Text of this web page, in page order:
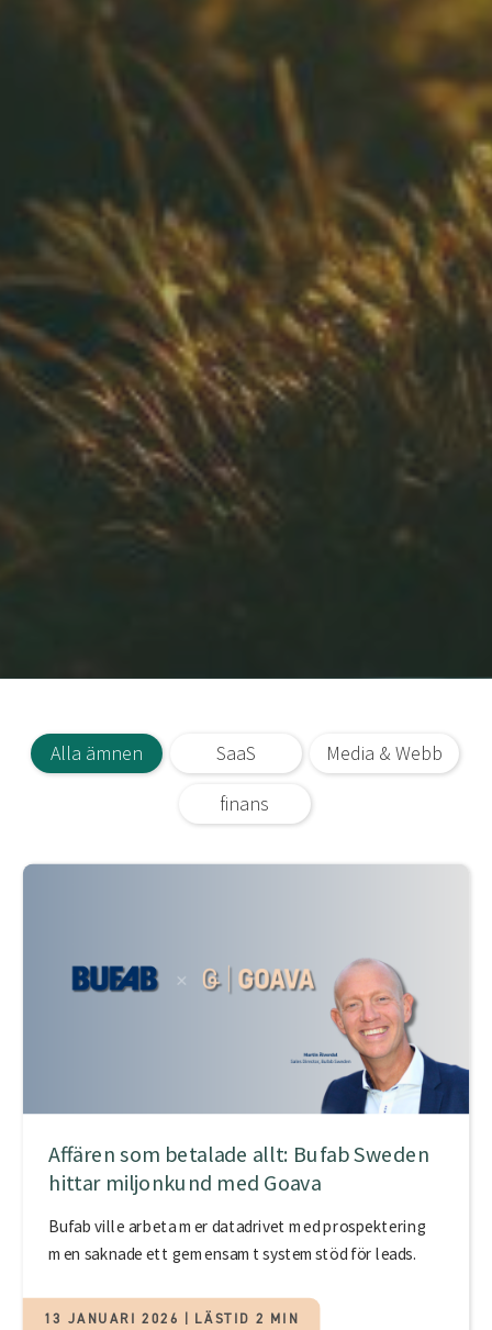
Alla ämnen SaaS
Media & Webb
finans
Affären som betalade allt: Bufab Sweden
hittar miljonkund med Goava
Bufab ville arbeta mer datadrivet med prospektering
men saknade ett gemensamt systemstöd för leads.
13 JANUARI 2026 | LÄSTID 2 MIN